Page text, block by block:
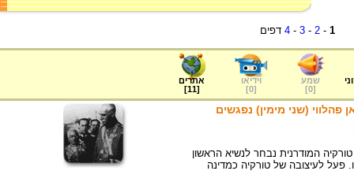
1
-
2
-
3
-
4 דפים
שמע
[
0
]
וידיאו
[
0
]
אתרים
[
11
]
(שני מימין) נפגשים
(1938-1881) – אבי טורקיה המודרנית נבחר לנשיא הראשון
עד מותו. פעל לעיצובה של טורקיה כמדינה